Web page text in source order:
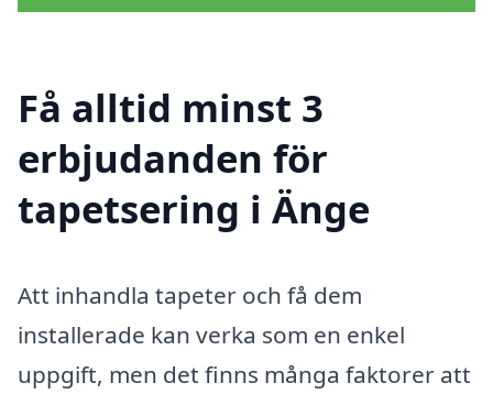
Få alltid minst 3
erbjudanden för
tapetsering i Änge
Att inhandla tapeter och få dem
installerade kan verka som en enkel
uppgift, men det finns många faktorer att